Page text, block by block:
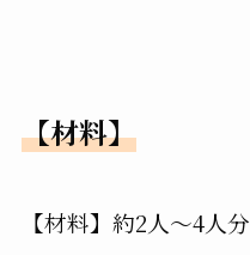
【材料】
【材料】約2人〜4人分